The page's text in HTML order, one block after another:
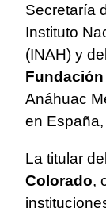
Secretaría
Instituto
(INAH) y
Anáhuac
en
La titular
Colorado,